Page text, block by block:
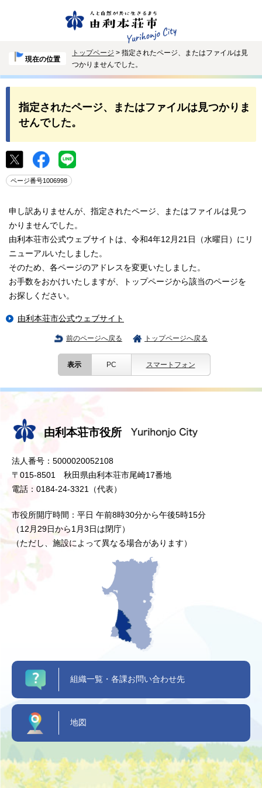
現在の位置
トップページ > 指定されたページ、またはファイルは見
つかりませんでした。
指定されたページ、またはファイルは見つかりま
せんでした。
ページ番号1006998
申し訳ありませんが、指定されたページ、またはファイルは見つ
かりませんでした。
由利本荘市公式ウェブサイトは、令和4年12月21日（水曜日）にリ
ニューアルいたしました。
そのため、各ページのアドレスを変更いたしました。
お手数をおかけいたしますが、トップページから該当のページを
お探しください。
由利本荘市公式ウェブサイト
前のページへ戻る トップページへ戻る
表示 PC スマートフォン
由利本荘市役所
法人番号：5000020052108
〒015-8501 秋田県由利本荘市尾崎17番地
電話：0184-24-3321（代表）
市役所開庁時間：平日 午前8時30分から午後5時15分
（12月29日から1月3日は閉庁）
（ただし、施設によって異なる場合があります）
組織一覧・各課お問い合わせ先
地図